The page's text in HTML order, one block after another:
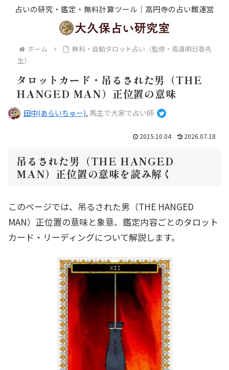
占いの研究・鑑定・無料計算ツール｜高円寺の占い館運営
ホーム
無料・自動タロット占い（監修・高遠明日香先
生）
タロットカード・吊るされた男（THE
HANGED MAN）正位置の意味
田中(あらいちゅー), 馬主で大家で占い師
2015.10.04 2026.07.18
吊るされた男（THE HANGED
MAN）正位置の意味を読み解く
このページでは、吊るされた男（THE HANGED
MAN）正位置の意味と象意、鑑定内容ごとのタロット
カード・リーディングについて解説します。